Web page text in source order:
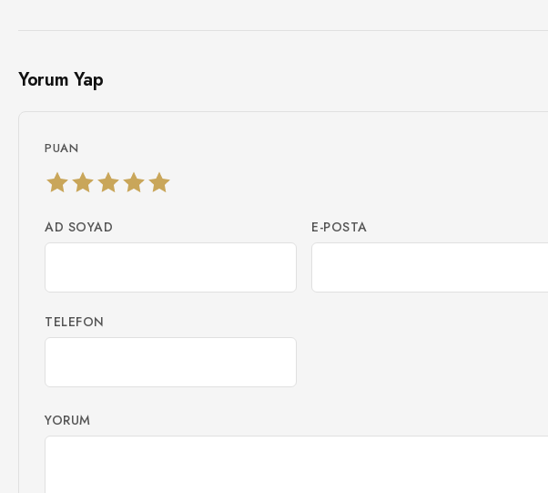
Yorum Yap
PUAN
AD SOYAD E-POSTA
TELEFON
YORUM